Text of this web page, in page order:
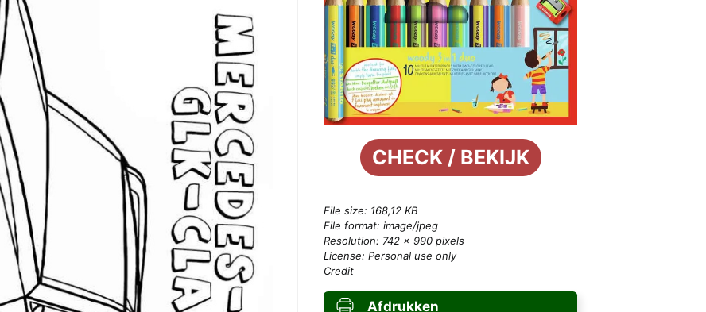
CHECK / BEKIJK
File size: 168,12 KB
File format: image/jpeg
Resolution: 742 × 990 pixels
License: Personal use only
Credit
Afdrukken